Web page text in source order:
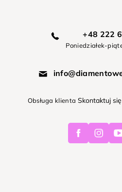
+48 222
Poniedziałek-
Obsługa klienta Skontaktuj
Facebook